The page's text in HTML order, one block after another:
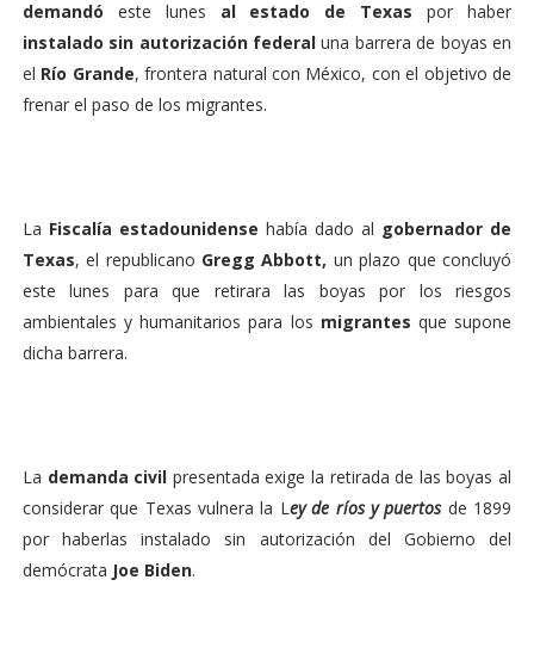
demandó este lunes al estado de Texaspor haber
instalado sin autorización federal una barrera de boyas en
el Río Grande, frontera natural con México, con el objetivo de
frenar el paso de los migrantes.
La Fiscalía estadounidense había dado al gobernador de
Texas, el republicano Gregg Abbott, un plazo que concluyó
este lunes para que retirara las boyas por los riesgos
ambientales y humanitarios para los migrantes que supone
dicha barrera.
La demanda civil presentada exige la retirada de las boyas al
considerar que Texas vulnera la L ey de ríos y puertosde 1899
por haberlas instalado sin autorización del Gobierno del
demócrata Joe Biden.